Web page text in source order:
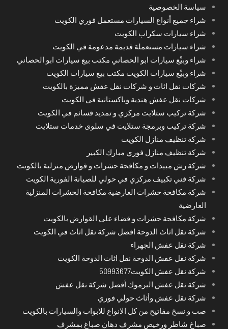
سياسة الخصوصية
شراء جميع أنواع السيارات مستعمل فوري الكويت
شراء سيارات سكراب الكويت
شراء سيارات مستعملة قديمة مدعومة في الكويت
شراء وبيْع سيارات ابو الحصاني مكتب بيع سيارات ابو الحصاني
شراء وبيْع سيارات الكويت مكتب بيع سيارات الكويت
شركات نقل اثاث و شركات نقل عفش مميزة بالكويت
شركات نقل عفش هندية وباكستانية في الكويت
شركة تركيب ستلايت مركزي و تمديد قسائم في الكويت
شركة تركيب وبرمجة ستلايت في سلوى خدمات ستلايت
شركة تنظيف منازل الكويت
شركة تنظيف منازل فوري مبارك الكبير
شركة رش مبيدات و مكافحة حشرات و قوارض منزلية بالكويت
شركة فني تكييف مركزي في حولي للصيانة الفورية الكويت
شركة مكافحة حشرات العارضية مكافحة الحشرات المنزلية
العارضية
شركة مكافحة حشرات و قضاء على القوارض بالكويت
شركة نقل اثاث الدوحة افضل شركة نقل اثاث في الكويت
شركة نقل عفش الجهراء
شركة نقل عفش الدوحة نقل اثاث الدوحة الكويت
شركة نقل عفش الكويت50993677
شركة نقل عفش اليرموك أفضل شركة نقل عفش
شركة نقل عفش وأثاث حولي فوري
صب و نسخ مفاتيح من كل الانواع للابواب والسيارات بالكويت
صباخ شاطر ورخيص مشرف دهان صباغ بمشرف